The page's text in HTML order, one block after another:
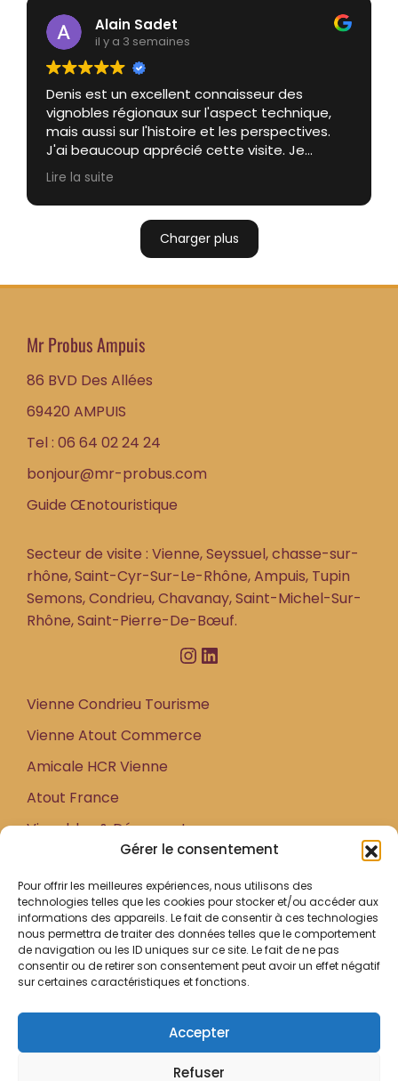
Gérer le consentement
Pour offrir les meilleures expériences, nous utilisons des
technologies telles que les cookies pour stocker et/ou accéder aux
informations des appareils. Le fait de consentir à ces technologies
nous permettra de traiter des données telles que le comportement
de navigation ou les ID uniques sur ce site. Le fait de ne pas
consentir ou de retirer son consentement peut avoir un effet négatif
sur certaines caractéristiques et fonctions.
Accepter
Refuser
Alain Sadet
il y a 3 semaines
Denis est un excellent connaisseur des
vignobles régionaux sur l'aspect technique,
mais aussi sur l'histoire et les perspectives.
J'ai beaucoup apprécié cette visite. Je
recommande.
Lire la suite
Charger plus
Mr Probus Ampuis
86 BVD Des Allées
69420 AMPUIS
Tel : 06 64 02 24 24
bonjour@mr-probus.com
Guide Œnotouristique
Secteur de visite : Vienne, Seyssuel, chasse-sur-
rhône, Saint-Cyr-Sur-Le-Rhône, Ampuis, Tupin
Semons, Condrieu, Chavanay, Saint-Michel-Sur-
Rhône, Saint-Pierre-De-Bœuf.
Instagram
LinkedIn
Vienne Condrieu Tourisme
Vienne Atout Commerce
Amicale HCR Vienne
Atout France
Vignobles & Découvertes
Accueil
Tous les jours
Ouvert de 9h00 à 13h00
Visite de 14h00 à 21h00
Et sur rendez-vous